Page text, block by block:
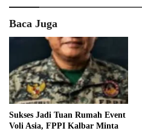
Baca Juga
Sukses Jadi Tuan Rumah Event
Voli Asia, FPPI Kalbar Minta